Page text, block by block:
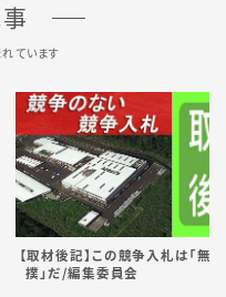
ています
【取材後記】この競争入札は「無
撲」 だ ／編集委員会